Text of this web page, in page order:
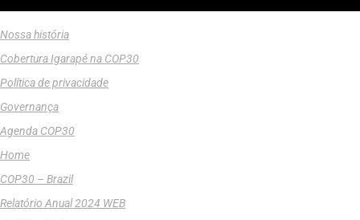
Nossa história
Cobertura Igarapé na COP30
Política de privacidade
Governança
Agenda COP30
Home
COP30 – Brazil
Relatório Anual 2024 WEB